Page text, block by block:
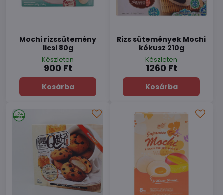
Mochi rizssütemény
licsi 80g
Készleten
900 Ft
Kosárba
Rizs sütemények Mochi
kókusz 210g
Készleten
1260 Ft
Kosárba